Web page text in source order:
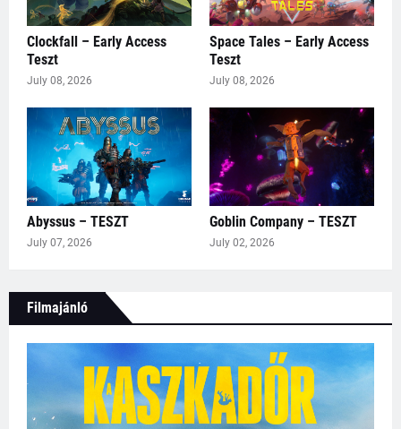
Clockfall – Early Access
Teszt
July 08, 2026
Space Tales – Early Access
Teszt
July 08, 2026
Abyssus – TESZT
July 07, 2026
Goblin Company – TESZT
July 02, 2026
Filmajánló